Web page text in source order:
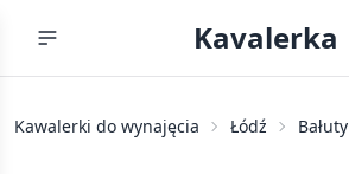
Kavalerka
Kawalerki do wynajęcia Łódź Bałuty